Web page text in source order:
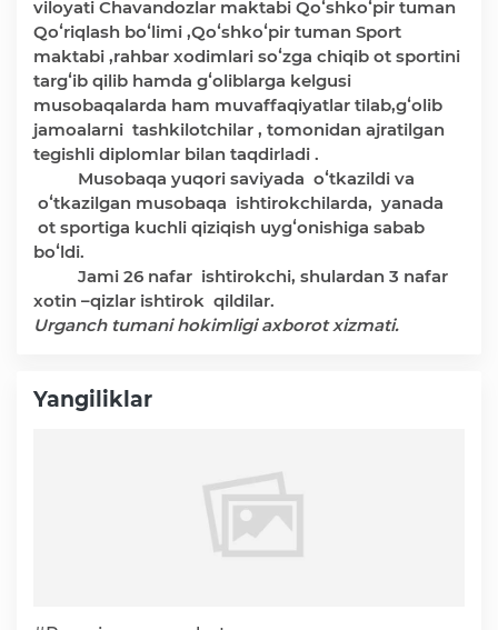
Korrupsiyaga qarshi kurashish bo'yicha amalga
oshirayotgan ishlar
Ochiq ma'lumotlar
«Elektron hukumat» tizimi
«Ochiq ma'lumotlar» PF-6247 bo'yicha
viloyati Chavandozlar maktabi Qoʻshkoʻpir tuman
Qoʻriqlash boʻlimi ,Qoʻshkoʻpir tuman Sport
maktabi ,rahbar xodimlari soʻzga chiqib ot sportini
targʻib qilib hamda gʻoliblarga kelgusi
musobaqalarda ham muvaffaqiyatlar tilab,gʻolib
jamoalarni tashkilotchilar , tomonidan ajratilgan
tegishli diplomlar bilan taqdirladi .
Musobaqa yuqori saviyada oʻtkazildi va
oʻtkazilgan musobaqa ishtirokchilarda, yanada
ot sportiga kuchli qiziqish uygʻonishiga sabab
boʻldi.
Jami 26 nafar ishtirokchi, shulardan 3 nafar
xotin –qizlar ishtirok qildilar.
Urganch tumani hokimligi axborot xizmati.
Yangiliklar